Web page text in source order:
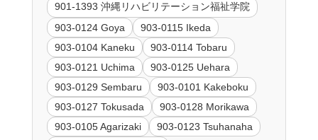
901-1393 沖縄リハビリテーション福祉学院
903-0124 Goya
903-0115 Ikeda
903-0104 Kaneku
903-0114 Tobaru
903-0121 Uchima
903-0125 Uehara
903-0129 Sembaru
903-0101 Kakeboku
903-0127 Tokusada
903-0128 Morikawa
903-0105 Agarizaki
903-0123 Tsuhanaha